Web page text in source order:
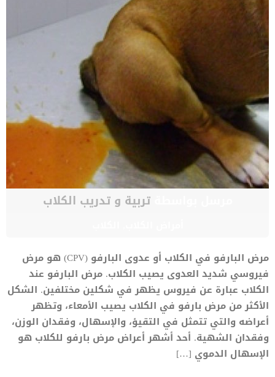
مرسل بواسطةتربية و تدريب الكلاب
مرض البارفو في الكلاب أو عدوى البارفو (CPV) هو مرض
فيروسي شديد العدوى يصيب الكلاب. مرض البارفو عند
الكلاب عبارة عن فيروس يظهر في شكلين مختلفين. الشكل
الأكثر من مرض بارفو في الكلاب يصيب الأمعاء، وتظهر
أعراضه والتي تتمثل في التقيؤ، والإسهال، وفقدان الوزن،
وفقدان الشهية. أحد أشهر أعراض مرض بارفو للكلاب هو
الإسهال الدموي […]